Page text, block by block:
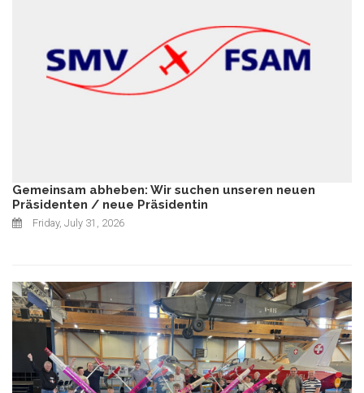
Gemeinsam abheben: Wir suchen unseren neuen
Präsidenten / neue Präsidentin
Friday, July 31, 2026